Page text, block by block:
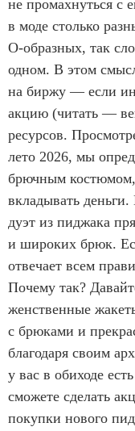
не промахнуться с
в моде столько
O-образных, так
одном. В этом
на биржу — если
акцию (читать —
ресурсов.
лето 2026, мы
брючным
вкладывать
дуэт из пиджака
и широких брюк.
отвечает всем
Почему так?
женственные
с брюками и
благодаря своим
у вас в обиходе
сможете сделать
покупки нового